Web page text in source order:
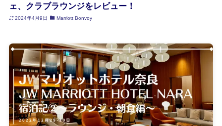
ェ、クラブラウンジをレビュー！
2024年4月9日 Marriott Bonvoy